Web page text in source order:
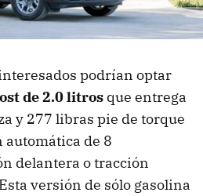
podrían optar
de 2.0 litros que entrega
y ​​277 libras pie de torque
de 8
delantera o tracción
versión de sólo gasolina